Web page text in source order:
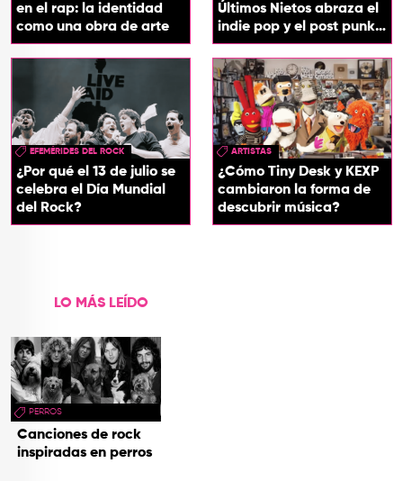
en el rap: la identidad
como una obra de arte
Últimos Nietos abraza el
indie pop y el post punk
en su nuevo EP
EFEMÉRIDES DEL ROCK
¿Por qué el 13 de julio se
celebra el Día Mundial
del Rock?
ARTISTAS
¿Cómo Tiny Desk y KEXP
cambiaron la forma de
descubrir música?
LO MÁS LEÍDO
PERROS
Canciones de rock
inspiradas en perros